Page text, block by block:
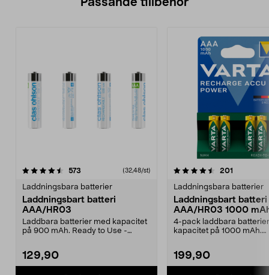
Passande tillbehör
573 (32,48/st)
Laddningsbara batterier
Laddningsbart batteri
AAA/HR03
Laddbara batterier med kapacitet
på 900 mAh. Ready to Use -
129,90
4.5av 5 stjärnor 201
Laddningsbara batterier
Laddningsbart batteri
AAA/HR03 1000
VARTA Power
4-pack laddbara
kapacitet på 1000 mAh.
199,90